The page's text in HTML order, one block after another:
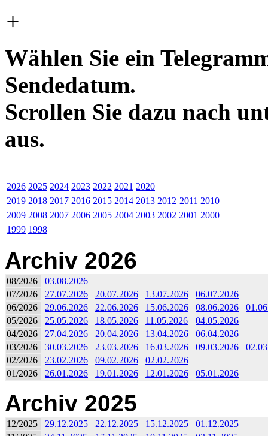
+
Wählen Sie ein
Sendedatum.
Scrollen Sie dazu nach
aus.
2026 2025 2024 2023 2022 2021 2020
2019 2018 2017 2016 2015 2014 2013 2012 2011 2010
2009 2008 2007 2006 2005 2004 2003 2002 2001 2000
1999 1998
Archiv 2026
08/2026
03.08.2026
07/2026
27.07.2026 20.07.2026 13.07.2026
06.07.2026
06/2026
29.06.2026 22.06.2026 15.06.2026 08.06.2026
05/2026
25.05.2026 18.05.2026 11.05.2026
04.05.2026
04/2026
27.04.2026 20.04.2026 13.04.2026
06.04.2026
03/2026
30.03.2026 23.03.2026 16.03.2026 09.03.2026
02/2026
23.02.2026 09.02.2026
02.02.2026
01/2026
26.01.2026 19.01.2026 12.01.2026 05.01.2026
Archiv 2025
12/2025 29.12.2025 22.12.2025 15.12.2025
01.12.2025